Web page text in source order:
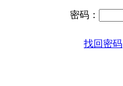
密码：
找回密码